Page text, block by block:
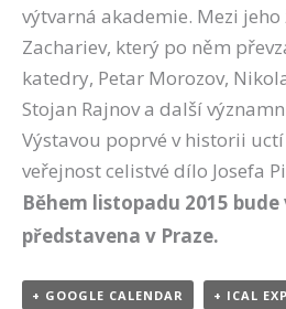
výtvarná akademie. Mezi
Zachariev, který po něm
katedry, Petar Morozov,
Stojan Rajnov a další
Výstavou poprvé v historii
veřejnost celistvé dílo Josefa
Během listopadu 2015
představena v Praze.
+ GOOGLE CALENDAR + ICAL